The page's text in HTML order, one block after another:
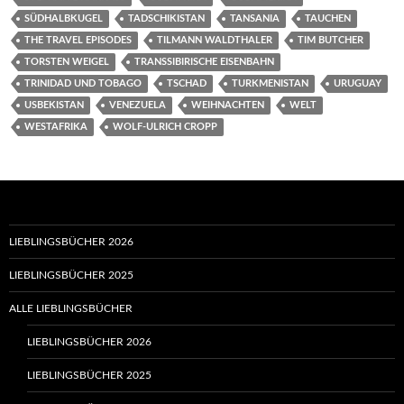
SÜDHALBKUGEL TADSCHIKISTAN TANSANIA TAUCHEN
THE TRAVEL EPISODES TILMANN WALDTHALER TIM BUTCHER
TORSTEN WEIGEL TRANSSIBIRISCHE EISENBAHN
TRINIDAD UND TOBAGO TSCHAD TURKMENISTAN URUGUAY
USBEKISTAN VENEZUELA WEIHNACHTEN WELT
WESTAFRIKA WOLF-ULRICH CROPP
LIEBLINGSBÜCHER 2026
LIEBLINGSBÜCHER 2025
ALLE LIEBLINGSBÜCHER
LIEBLINGSBÜCHER 2026
LIEBLINGSBÜCHER 2025